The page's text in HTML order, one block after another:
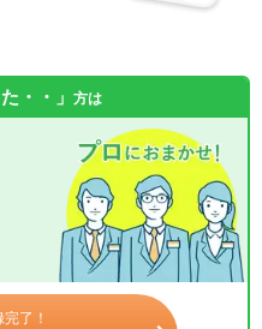
・・」 方は
了！